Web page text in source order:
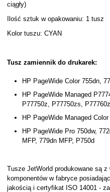
ciągły)
Ilość sztuk w opakowaniu: 1 tusz
Kolor tuszu: CYAN
Tusz zamiennik do drukarek:
HP PageWide Color 755dn,
HP PageWide Managed
P77750z, P77750zs, P77760z
HP PageWide Managed
HP PageWide Pro 750dw,
MFP, 779dn MFP, P750d
Tusze JetWorld produkowane są
komponentów w fabryce
jakością i certyfikat ISO 14001 -